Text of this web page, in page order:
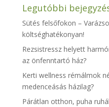
Legutóbbi
Sütés felsőfokon –
költséghatékonyan!
Rezsistressz helyett
az önfenntartó ház?
Kerti wellness rémálmok
medenceásás házilag?
Párátlan otthon, puha